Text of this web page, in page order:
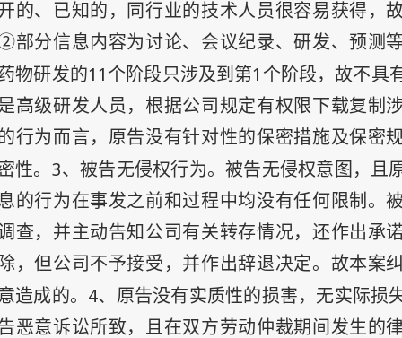
的、已知的，同行业的技术人员很容易获得，
部分信息内容为讨论、会议纪录、研发、预测
物研发的11 个阶段只涉及到第1 个阶段，故不具
高级研发人员，根据公司规定有权限下载复制
行为而言，原告没有针对性的保密措施及保密
性。 3、被告无侵权行为。被告无侵权意图，且
的行为在事发之前和过程中均没有任何限制。
查，并主动告知公司有关转存情况，还作出承
，但公司不予接受，并作出辞退决定。故本案
造成的。 4、原告没有实质性的损害，无实际损
恶意诉讼所致，且在双方劳动仲裁期间发生的